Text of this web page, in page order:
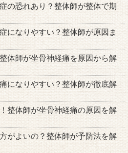
の恐れあり？整体師が整体で期
になりやすい？整体師が原因ま
体師が坐骨神経痛を原因から解
になりやすい？整体師が徹底解
整体師が坐骨神経痛の原因を解
がよいの？整体師が予防法を解